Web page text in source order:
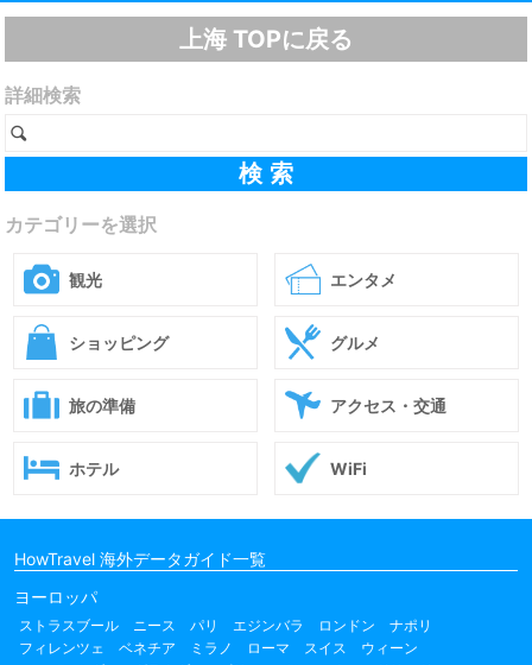
上海 TOPに戻る
詳細検索
カテゴリーを選択
観光 エンタメ
ショッピング グルメ
旅の準備 アクセス・交通
ホテル WiFi
HowTravel 海外データガイド一覧
ヨーロッパ
ストラスブール ニース パリ エジンバラ ロンドン
ナポリ
フィレンツェ
ベネチア ミラノ ローマ スイス
ウィーン